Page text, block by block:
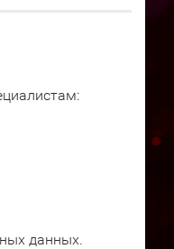
данных.